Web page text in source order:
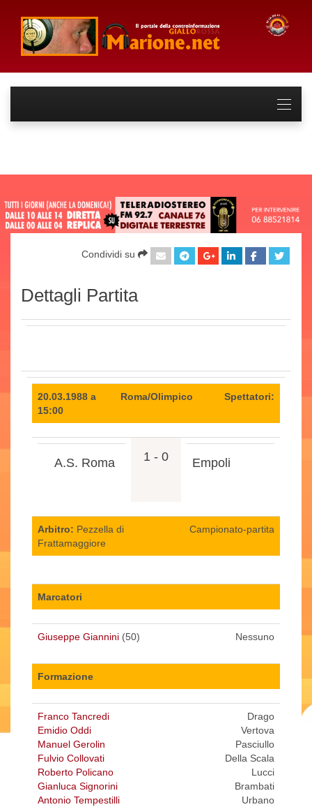
Condividi su
Dettagli Partita
20.03.1988 a
15:00
Roma/Olimpico Spettatori:
A.S. Roma 1 - 0 Empoli
Arbitro: Pezzella di
Frattamaggiore
Campionato-partita
Marcatori
Giuseppe Giannini (50) Nessuno
Formazione
Franco Tancredi
Emidio Oddi
Manuel Gerolin
Fulvio Collovati
Roberto Policano
Gianluca Signorini
Antonio Tempestilli
Drago
Vertova
Pasciullo
Della Scala
Lucci
Brambati
Urbano